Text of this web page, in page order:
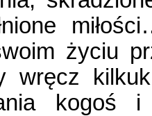
życiu
wręcz
kogoś i